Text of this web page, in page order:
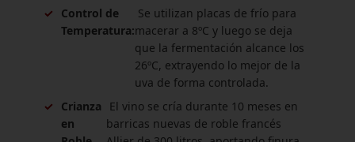
✓
Control de
Temperatura:
Se utilizan placas de frío para
macerar a 8ºC y luego se deja
que la fermentación alcance los
26ºC, extrayendo lo mejor de la
uva de forma controlada.
✓
Crianza
en
El vino se cría durante 10 meses en
barricas nuevas de roble francés